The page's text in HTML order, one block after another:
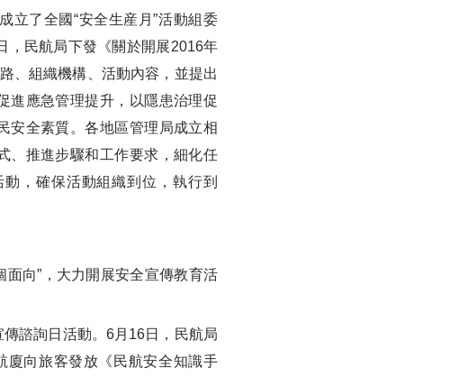
了全國“安全生産月”活動組委
，民航局下發《關於開展2016年
、組織機構、活動內容，並提出
進應急管理提升，以隱患治理促
安全素質。各地區管理局成立相
、推進步驟和工作要求，細化任
，確保活動組織到位，執行到
向”，大力開展安全宣傳教育活
諮詢日活動。6月16日，民航局
廈向旅客發放《民航安全知識手